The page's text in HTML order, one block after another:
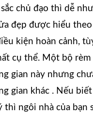
sắc chủ đạo thì dễ
đẹp được hiểu
kiện hoàn cảnh,
cụ thể. Một bộ rèm
gian này nhưng
gian khác . Nếu
thì ngôi nhà của bạn